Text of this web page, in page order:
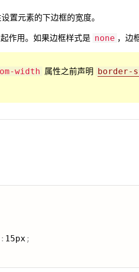
置元素的下边框的宽度。
作用。如果边框样式是 none ，边
width 属性之前声明 border-
: 15px ;